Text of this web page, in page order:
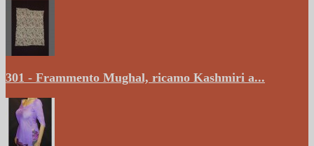
301 - Frammento Mughal, ricamo Kashmiri a...